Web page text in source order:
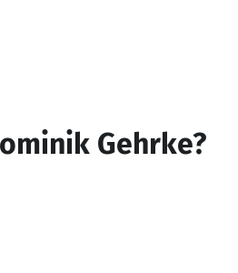
Gehrke?